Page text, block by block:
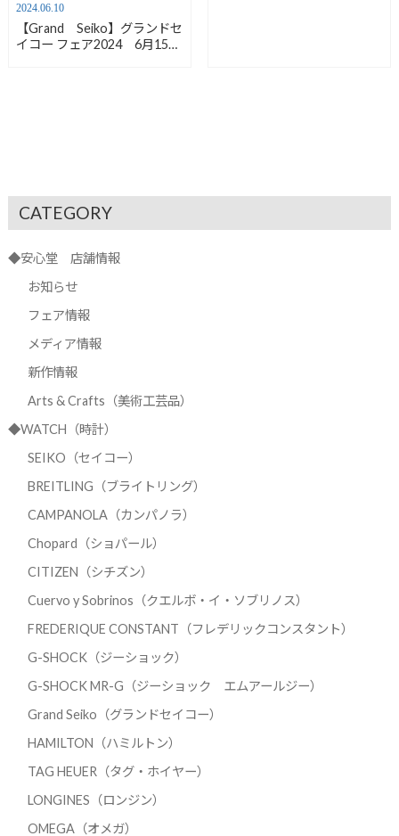
2024.06.10
【Grand Seiko】グランドセ
イコー フェア2024 6月15日
CATEGORY
◆安心堂 店舗情報
お知らせ
フェア情報
メディア情報
新作情報
Arts & Crafts（美術工芸品）
◆WATCH（時計）
SEIKO（セイコー）
BREITLING（ブライトリング）
CAMPANOLA（カンパノラ）
Chopard（ショパール）
CITIZEN（シチズン）
Cuervo y Sobrinos（クエルボ・イ・ソブリノス）
FREDERIQUE CONSTANT（フレデリックコンスタント）
G-SHOCK（ジーショック）
G-SHOCK MR-G（ジーショック エムアールジー）
Grand Seiko（グランドセイコー）
HAMILTON（ハミルトン）
TAG HEUER（タグ・ホイヤー）
LONGINES（ロンジン）
OMEGA（オメガ）